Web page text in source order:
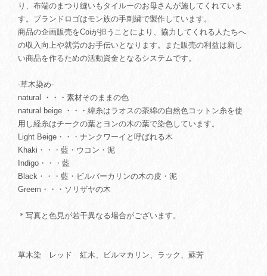
り、布端のまつり縫いもタイルーのお母さんが施してくれていま
す。ブランドロゴはモン族の手刺繍で製作しています。
商品の企画販売をCoiが担うことにより、協力してくれる人たちへ
の収入向上や就労のお手伝いとなります。また販売の利益は新し
い商品を作るための活動資金となるシステムです。
-草木染め-
natural ・・・素材そのままの色
natural beige ・・・緯糸はラオスの茶綿の自然色コットン糸を使
用し経糸はチークの葉とヨンの木の葉で染色しています。
Light Beige・・・ナンクワーイと呼ばれる木
Khaki・・・藍・ウコン・泥
Indigo・・・藍
Black・・・藍・ビルバーカリンの木の皮・泥
Greem・・・ソリザヤの木
＊写真と色見が若干異なる場合がございます。
草木染 レッド 紅木、ビルマカリン、ラック、蘇芳